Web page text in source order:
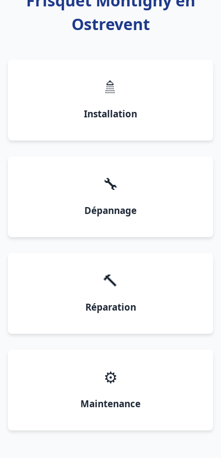
Ostrevent
🚿
Installation
🔧
Dépannage
🔨
Réparation
⚙️
Maintenance